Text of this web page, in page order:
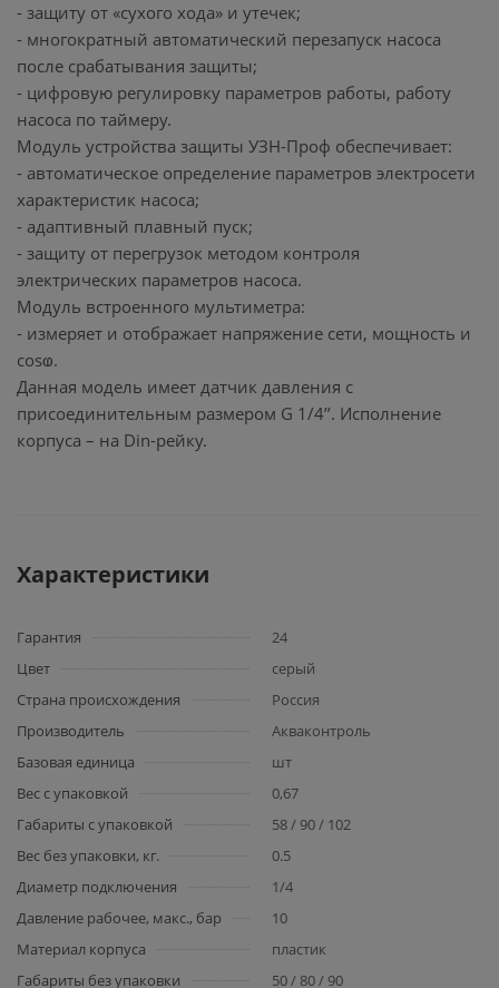
- защиту от «сухого хода» и утечек;
- многократный автоматический перезапуск насоса
после срабатывания защиты;
- цифровую регулировку параметров работы, работу
насоса по таймеру.
Модуль устройства защиты УЗН-Проф обеспечивает:
- автоматическое определение параметров электросети
характеристик насоса;
- адаптивный плавный пуск;
- защиту от перегрузок методом контроля
электрических параметров насоса.
Модуль встроенного мультиметра:
- измеряет и отображает напряжение сети, мощность и
cosⱷ.
Данная модель имеет датчик давления с
присоединительным размером G 1/4’’. Исполнение
корпуса – на Din-рейку.
Характеристики
Гарантия
24
Цвет
серый
Страна происхождения
Россия
Производитель
Акваконтроль
Базовая единица
шт
Вес с упаковкой
0,67
Габариты с упаковкой
58 / 90 / 102
Вес без упаковки, кг.
0.5
Диаметр подключения
1/4
Давление рабочее, макс., бар
10
Материал корпуса
пластик
Габариты без упаковки
50 / 80 / 90